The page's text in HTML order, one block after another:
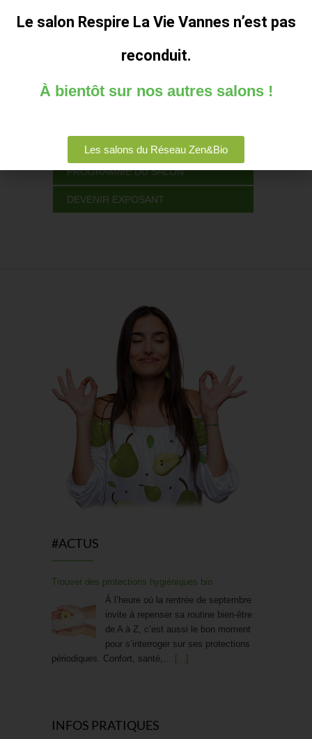
VOTRE ENTRÉE GRATUITE
VISITER LE SALON
PROGRAMME DU SALON
DEVENIR EXPOSANT
#ACTUS
Trouver des protections hygiéniques bio
À l’heure où la rentrée de septembre
invite à repenser sa routine bien-être
de A à Z, c’est aussi le bon moment
pour s’interroger sur ses protections
périodiques. Confort, santé,… [...]
Craquer pour un bonbon sans
culpabiliser, et donner à ses enfants le
INFOS PRATIQUES
Le salon Respire La Vie Vannes n’est pas
reconduit.
À bientôt sur nos autres salons !
Les salons du Réseau Zen&Bio